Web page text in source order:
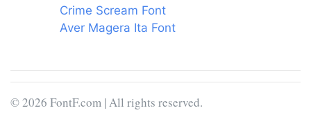
Crime Scream Font
Aver Magera Ita Font
© 2026 FontF.com | All rights reserved.